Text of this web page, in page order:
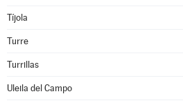
Tíjola
Turre
Turrillas
Uleila del Campo